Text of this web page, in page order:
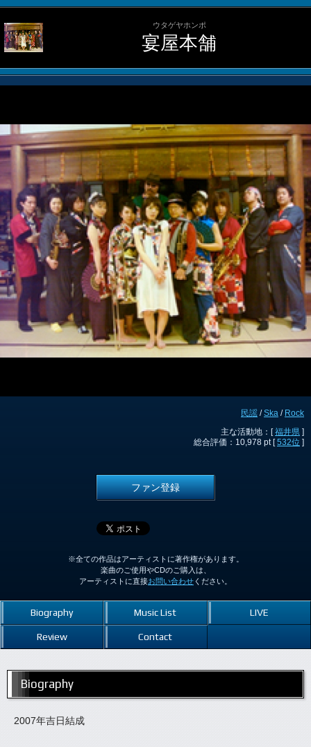
ウタゲヤホンポ
宴屋本舗
民謡 /Ska / Rock
主な活動地：[福井県 ]
総合評価：10,978 pt [532位 ]
ファン登録
※全ての作品はアーティストに著作権があります。
楽曲のご使用やCDのご購入は、
アーティストに直接お問い合わせ ください。
Biography Music List LIVE
Review Contact
Biography
2007年吉日結成